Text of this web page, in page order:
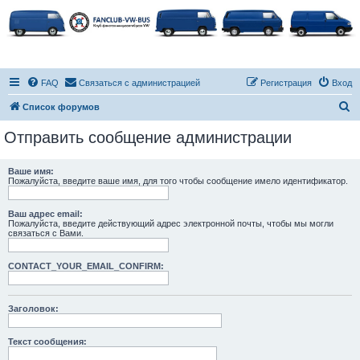
FAQ Связаться с администрацией Вход
Регистрация
Список форумов
Отправить сообщение администрации
Ваше имя:
Пожалуйста, введите ваше имя, для того чтобы сообщение имело идентификатор.
Ваш адрес email:
Пожалуйста, введите действующий адрес электронной почты, чтобы мы могли
связаться с Вами.
CONTACT_YOUR_EMAIL_CONFIRM:
Заголовок:
Текст сообщения: